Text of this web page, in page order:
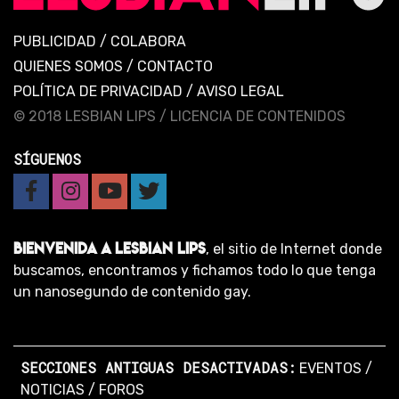
PUBLICIDAD / COLABORA
QUIENES SOMOS / CONTACTO
POLÍTICA DE PRIVACIDAD / AVISO LEGAL
© 2018 LESBIAN LIPS / LICENCIA DE CONTENIDOS
SÍGUENOS
BIENVENIDA A LESBIAN LIPS, el sitio de Internet donde
buscamos, encontramos y fichamos todo lo que tenga
un nanosegundo de contenido gay.
SECCIONES ANTIGUAS DESACTIVADAS: EVENTOS /
NOTICIAS / FOROS